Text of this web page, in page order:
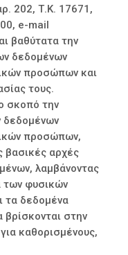
202, Τ.Κ. 17671,
e-mail
βαθύτατα την
δεδομένων
προσώπων και
τους.
σκοπό την
δεδομένων
προσώπων,
αρχές
λαμβάνοντας
των φυσικών
τα δεδομένα
στην
καθορισμένους,